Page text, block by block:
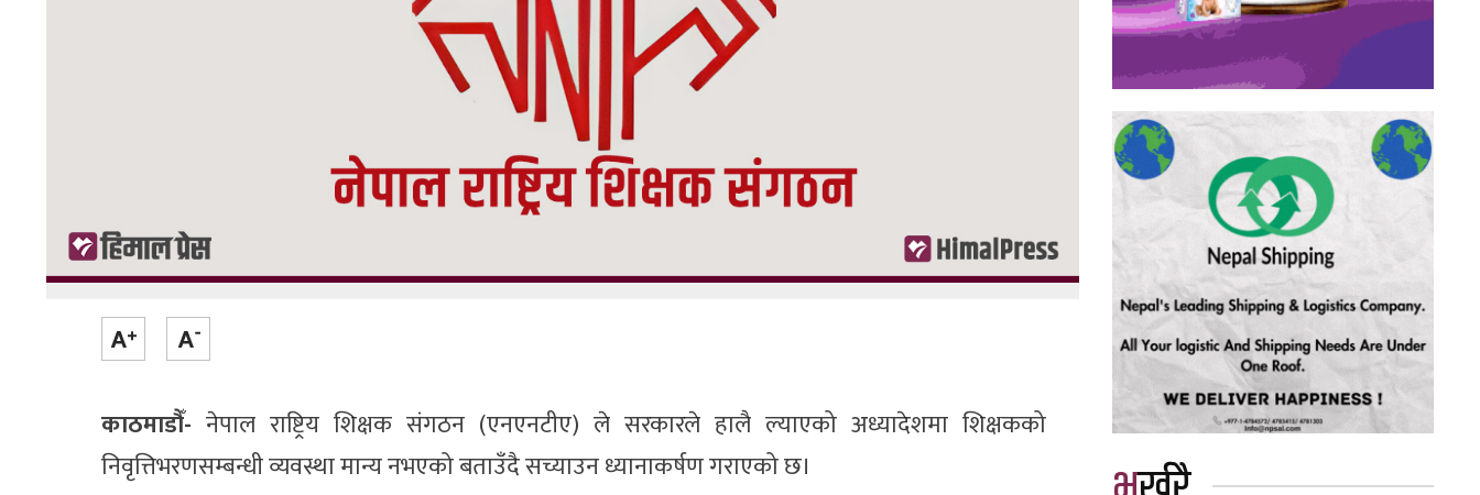
काठमाडौँ- नेपाल राष्ट्रिय शिक्षक संगठन (एनएनटीए) ले सरकारले हालै ल्याएको अध्यादेशमा शिक्षकको
निवृत्तिभरणसम्बन्धी व्यवस्था मान्य नभएको बताउँदै सच्याउन ध्यानाकर्षण गराएको छ।